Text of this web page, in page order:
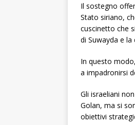
Il sostegno
Stato siriano,
cuscinetto che
di Suwayda e
In questo
a impadronirsi
Gli israeliani
Golan, ma si
obiettivi